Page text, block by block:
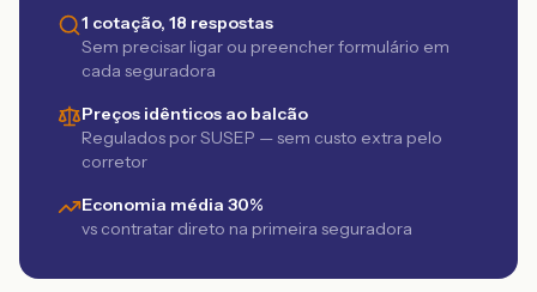
1 cotação, 18 respostas
Sem precisar ligar ou preencher formulário em
cada seguradora
Preços idênticos ao balcão
Regulados por SUSEP — sem custo extra pelo
corretor
Economia média 30%
vs contratar direto na primeira seguradora